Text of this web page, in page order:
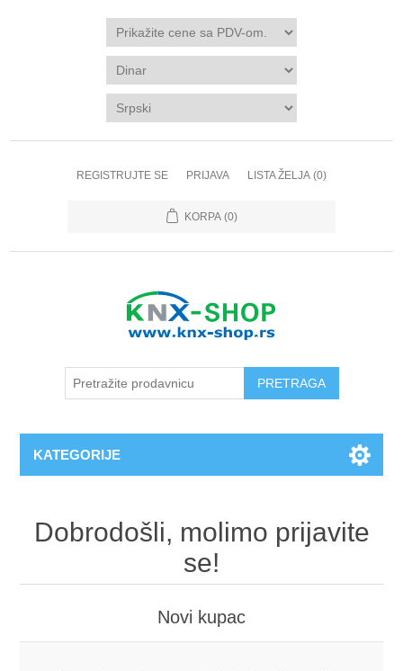
REGISTRUJTE SE PRIJAVA LISTA ŽELJA (0)
KORPA (0)
KATEGORIJE
Dobrodošli, molimo prijavite
se!
Novi kupac